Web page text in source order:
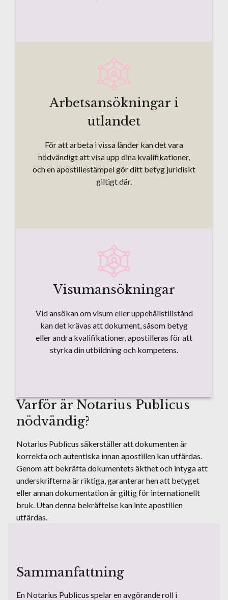
Arbetsansökningar i
utlandet
För att arbeta i vissa länder kan det vara
nödvändigt att visa upp dina kvalifikationer,
och en apostillestämpel gör ditt betyg juridiskt
giltigt där.
Visumansökningar
Vid ansökan om visum eller uppehållstillstånd
kan det krävas att dokument, såsom betyg
eller andra kvalifikationer, apostilleras för att
styrka din utbildning och kompetens.
Varför är Notarius Publicus
nödvändig?
Notarius Publicus säkerställer att dokumenten är
korrekta och autentiska innan apostillen kan utfärdas.
Genom att bekräfta dokumentets äkthet och intyga att
underskrifterna är riktiga, garanterar hen att betyget
eller annan dokumentation är giltig för internationellt
bruk. Utan denna bekräftelse kan inte apostillen
utfärdas.
Sammanfattning
En Notarius Publicus spelar en avgörande roll i